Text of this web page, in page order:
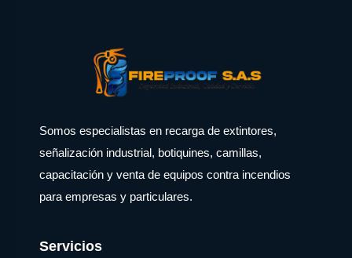
Somos especialistas en recarga de extintores,
señalización industrial, botiquines, camillas,
capacitación y venta de equipos contra incendios
para empresas y particulares.
Servicios